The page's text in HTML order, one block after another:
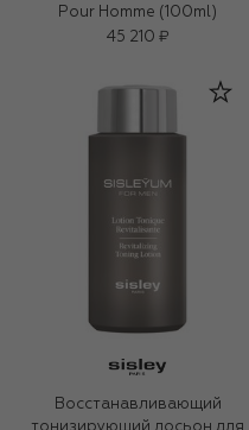
Pour Homme (100ml)
45 210 ₽
Восстанавливающий